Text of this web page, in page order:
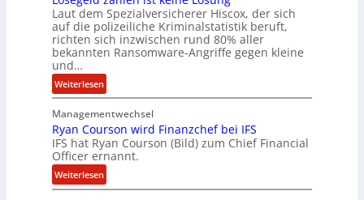
e
n
z
s
a
m
e
n
Laut dem Spezialversicherer Hiscox, der sich
auf die polizeiliche Kriminalstatistik beruft,
richten sich inzwischen rund 80% aller
bekannten Ransomware-Angriffe gegen kleine
und…
Weiterlesen:
L
ö
s
e
g
e
l
Managementwechsel
Ryan Courson wird Finanzchef bei IFS
IFS hat Ryan Courson (Bild) zum Chief Financial
Officer ernannt.
Weiterlesen:
R